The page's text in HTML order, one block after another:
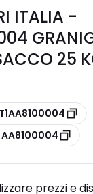
ITALIA -
25
prezzi e